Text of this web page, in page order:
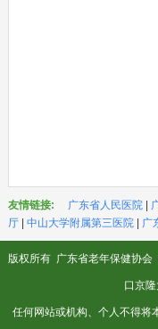
友情链接: 广东省人民医院|
厅| 中山大学附属第三医院| 广
版权所有 广东省老年保健协会
口京
任何网站或机构、个人不得将